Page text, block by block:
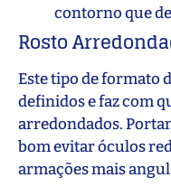
contorno que
Rosto
Este tipo de formato
definidos e faz com
arredondados.
bom evitar óculos
armações mais